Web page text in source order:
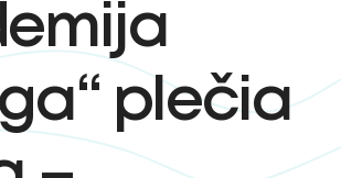
plečia